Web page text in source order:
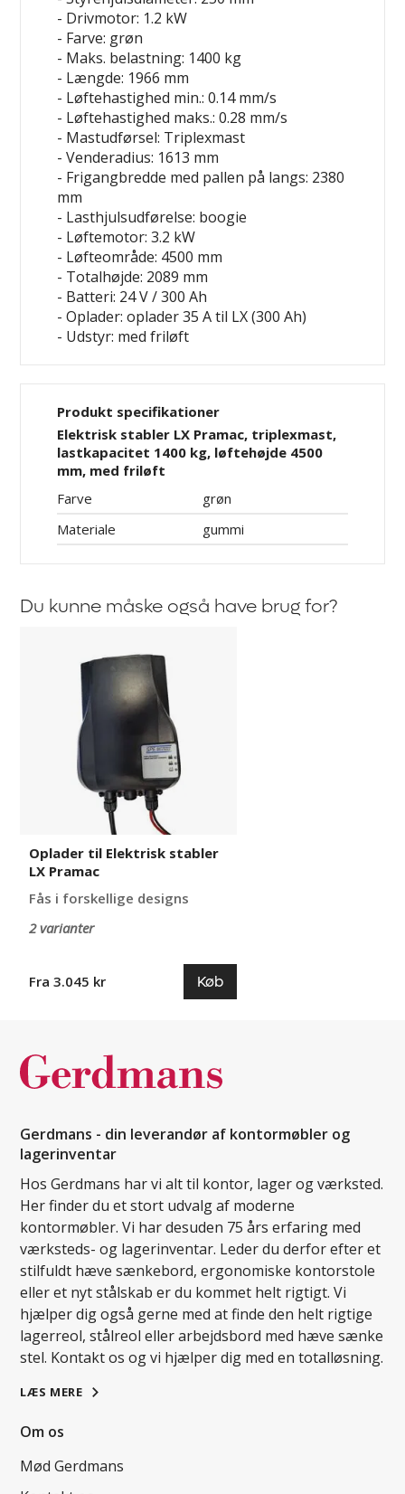
- Drivmotor: 1.2 kW
- Farve: grøn
- Maks. belastning: 1400 kg
- Længde: 1966 mm
- Løftehastighed min.: 0.14 mm/s
- Løftehastighed maks.: 0.28 mm/s
- Mastudførsel: Triplexmast
- Venderadius: 1613 mm
- Frigangbredde med pallen på langs: 2380
mm
- Lasthjulsudførelse: boogie
- Løftemotor: 3.2 kW
- Løfteområde: 4500 mm
- Totalhøjde: 2089 mm
- Batteri: 24 V / 300 Ah
- Oplader: oplader 35 A til LX (300 Ah)
- Udstyr: med friløft
Produkt specifikationer
Elektrisk stabler LX Pramac, triplexmast,
lastkapacitet 1400 kg, løftehøjde 4500
mm, med friløft
Farve
grøn
Materiale
gummi
Du kunne måske også have brug for?
Elektrisk
Pramac
Oplader til Elektrisk stabler
LX Pramac
Fås i forskellige designs
2 varianter
Fra 3.045 kr Køb
Gerdmans - din leverandør af kontormøbler og
lagerinventar
Hos Gerdmans har vi alt til kontor, lager og værksted.
Her finder du et stort udvalg af moderne
kontormøbler. Vi har desuden 75 års erfaring med
værksteds- og lagerinventar. Leder du derfor efter et
stilfuldt hæve sænkebord, ergonomiske kontorstole
eller et nyt stålskab er du kommet helt rigtigt. Vi
hjælper dig også gerne med at finde den helt rigtige
lagerreol, stålreol eller arbejdsbord med hæve sænke
stel. Kontakt os og vi hjælper dig med en totalløsning.
LÆS MERE
Om os
Mød Gerdmans